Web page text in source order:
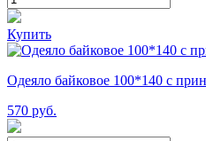
Купить
Одеяло байковое 100*140 с
570 руб.